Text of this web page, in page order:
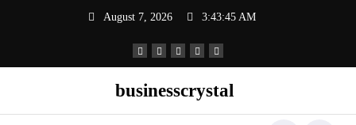
August 7, 2026 3:43:46 AM
businesscrystal